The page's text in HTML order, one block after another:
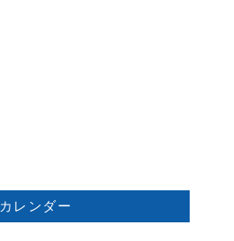
カレンダー